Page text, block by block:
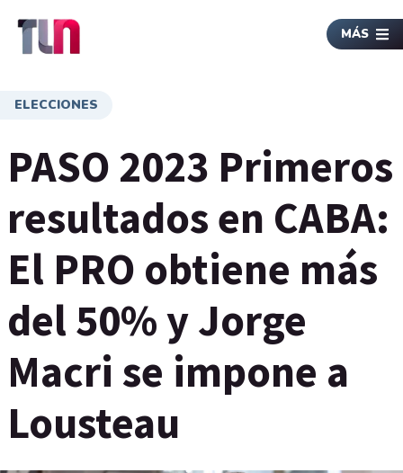
MÁS
ELECCIONES
PASO 2023 Primeros
resultados en CABA:
El PRO obtiene más
del 50% y Jorge
Macri se impone a
Lousteau